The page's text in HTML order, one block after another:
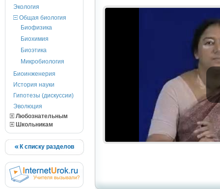
Экология
Общая биология
Биофизика
Биохимия
Биоэтика
Микробиология
Биоинженерия
История науки
Гипотезы (дискуссии)
Эволюция
Любознательным
Школьникам
К списку разделов